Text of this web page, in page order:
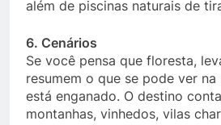
além de piscinas naturais de
6. Cenários
Se você pensa que floresta,
resumem o que se pode ver na
está enganado. O destino
montanhas, vinhedos, vilas